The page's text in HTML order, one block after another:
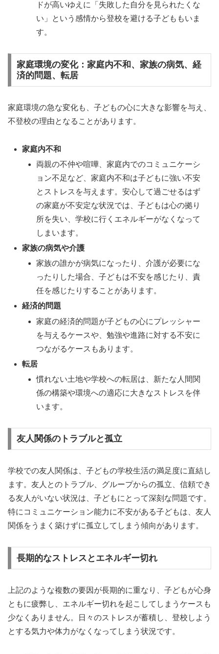
ドが高いゆえに「失敗した自分を見られたくな
い」という感情から登校を避ける子どももいま
す。
家庭環境の変化：家庭内不和、家族の病気、経
済的問題、転居
家庭環境の急な変化も、子どもの心に大きな影響を与え、
不登校の理由となることがあります。
家庭内不和
両親の不仲や喧嘩、家庭内でのコミュニケーシ
ョン不足など、家庭内不和は子どもに強い不安
とストレスを与えます。安心して過ごせるはず
の家庭が不安定な状況では、子どもは心の拠り
所を失い、学校に行くエネルギーがなくなって
しまいます。
家族の病気や介護
家族の誰かが病気になったり、介護が必要にな
ったりした場合、子どもは不安を感じたり、責
任を感じたりすることがあります。
経済的問題
家庭の経済的問題が子どもの心にプレッシャー
を与えるケースや、勉強や進路に対する不安に
つながるケースもあります。
転居
慣れない土地や学校への転居は、新たな人間関
係の構築や環境への適応に大きなストレスを伴
います。
友人関係のトラブルと孤立
学校での友人関係は、子どもの学校生活の満足度に直結し
ます。友人とのトラブル、グループからの孤立、信頼でき
る友人がいない状況は、子どもにとって深刻な問題です。
特にコミュニケーション能力に不安がある子どもは、友人
関係をうまく築けずに孤立してしまう傾向があります。
長期的なストレスとエネルギー切れ
上記のような複数の要因が長期的に重なり、子どもが心身
ともに疲弊し、エネルギー切れを起こしてしまうケースも
少なくありません。日々のストレスが蓄積し、登校しよう
とする気力や体力がなくなってしまう状況です。